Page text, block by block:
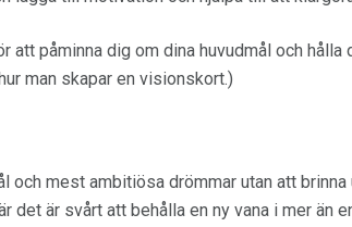
att påminna dig om dina huvudmål och
man skapar en visionskort.)
och mest ambitiösa drömmar utan att
det är svårt att behålla en ny vana i mer än